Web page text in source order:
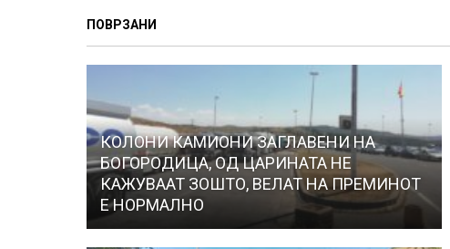
ПОВРЗАНИ
КОЛОНИ КАМИОНИ ЗАГЛАВЕНИ НА
БОГОРОДИЦА, ОД ЦАРИНАТА НЕ
КАЖУВААТ ЗОШТО, ВЕЛАТ НА ПРЕМИНОТ
Е НОРМАЛНО